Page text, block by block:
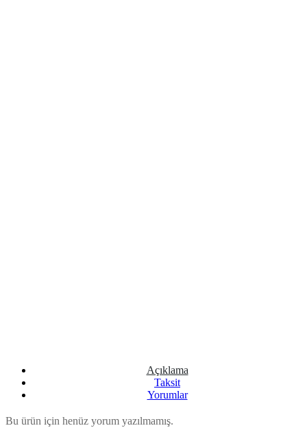
Açıklama
Taksit
Yorumlar
Bu ürün için henüz yorum yazılmamış.